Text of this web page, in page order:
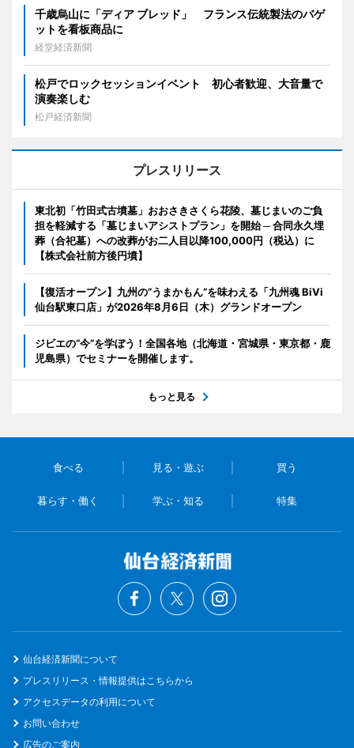
千歳烏山に「ディア ブレッド」 フランス伝統製法のバゲ
ットを看板商品に
経堂経済新聞
松戸でロックセッションイベント 初心者歓迎、大音量で
演奏楽しむ
松戸経済新聞
プレスリリース
東北初「竹田式古墳墓」おおさきさくら花陵、墓じまいのご負
担を軽減する「墓じまいアシストプラン」を開始 ─ 合同永久埋
葬（合祀墓）への改葬がお二人目以降100,000円（税込）に
【株式会社前方後円墳】
【復活オープン】九州の”うまかもん”を味わえる「九州魂 BiVi
仙台駅東口店」が2026年8月6日（木）グランドオープン
ジビエの“今”を学ぼう！全国各地（北海道・宮城県・東京都・鹿
児島県）でセミナーを開催します。
もっと見る
食べる 見る・遊ぶ 買う
暮らす・働く 学ぶ・知る 特集
仙台経済新聞について
プレスリリース・情報提供はこちらから
アクセスデータの利用について
お問い合わせ
広告のご案内